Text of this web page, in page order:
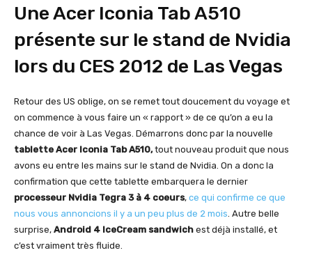
Une Acer Iconia Tab A510
présente sur le stand de Nvidia
lors du CES 2012 de Las Vegas
Retour des US oblige, on se remet tout doucement du voyage et
on commence à vous faire un « rapport » de ce qu’on a eu la
chance de voir à Las Vegas. Démarrons donc par la nouvelle
tablette Acer Iconia Tab A510,tout nouveau produit que nous
avons eu entre les mains sur le stand de Nvidia. On a donc la
confirmation que cette tablette embarquera le dernier
processeur Nvidia Tegra 3 à 4 coeurs, ce qui confirme ce que
nous vous annoncions il y a un peu plus de 2 mois . Autre belle
surprise, Android 4 IceCream sandwich est déjà installé, et
c’est vraiment très fluide.